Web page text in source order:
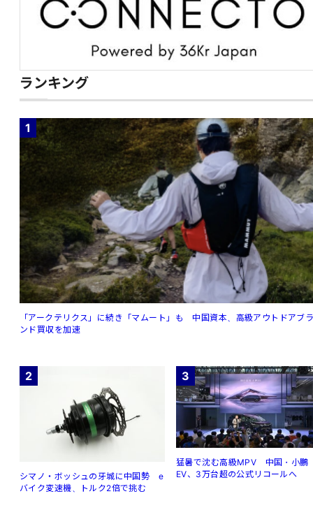
ランキング
1
「アークテリクス」に続き「マムート」も 中国資本、高級アウトドアブ
ンド買収を加速
2
シマノ・ボッシュの牙城に中国勢 e
バイク変速機、トルク2倍で挑む
3
猛暑で沈む高級MPV 中国・小鵬
EV、3万台超の公式リコールへ